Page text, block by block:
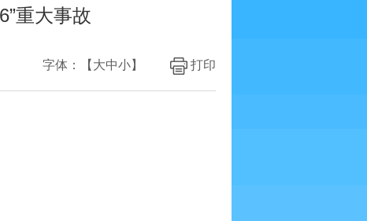
重大事故
打印
字体：【 大中小】